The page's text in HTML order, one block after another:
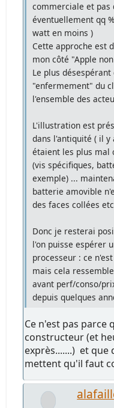
commerciale et pas
éventuellement qq
watt en moins )
Cette approche est
mon côté "Apple
Le plus
"enfermement" du
l'ensemble des
L'illustration est
dans l'antiquité ( il y
étaient les plus mal
(vis spécifiques,
exemple) ...
batterie amovible
des faces collées
Donc je resterai
l'on puisse espérer
processeur : ce
mais cela
avant perf/conso/
depuis quelques
Ce n'est pas parce
constructeur (et
exprès.......) et
mettent qu'il faut